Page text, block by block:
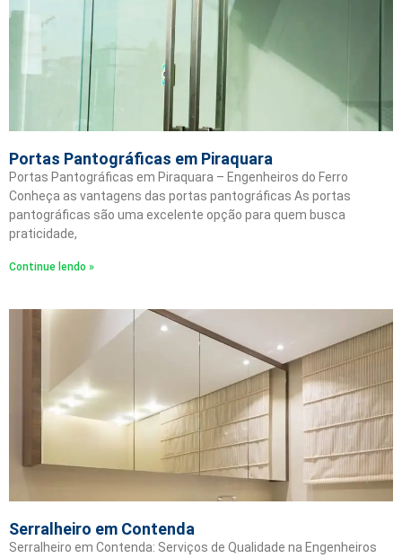
Portas Pantográficas em Piraquara
Portas Pantográficas em Piraquara – Engenheiros do Ferro
Conheça as vantagens das portas pantográficas As portas
pantográficas são uma excelente opção para quem busca
praticidade,
Continue lendo »
Serralheiro em Contenda
Serralheiro em Contenda: Serviços de Qualidade na Engenheiros